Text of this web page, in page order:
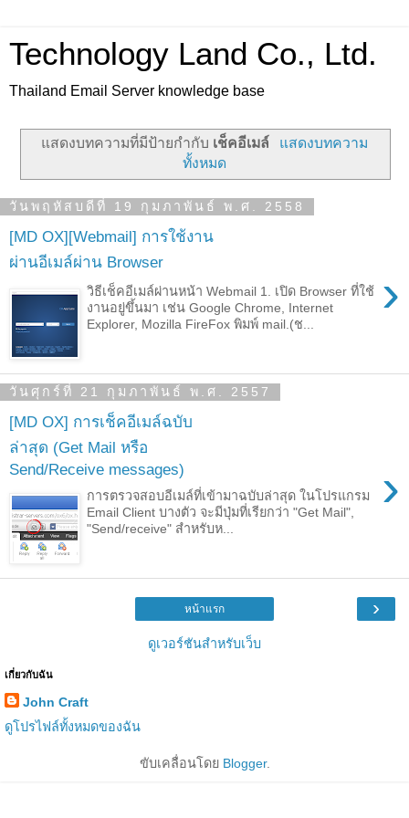
Technology Land Co., Ltd.
Thailand Email Server knowledge base
แสดงบทความที่มีป้ายกำกับ เช็คอีเมล์
แสดงบทความ
ทั้งหมด
วันพฤหัสบดีที่ 19 กุมภาพันธ์ พ.ศ. 2558
[MD OX][Webmail] การใช้งาน
ผ่านอีเมล์ผ่าน Browser
›
วิธีเช็คอีเมล์ผ่านหน้า Webmail 1. เปิด Browser ที่ใช้
งานอยู่ขึ้นมา เช่น Google Chrome, Internet
Explorer, Mozilla FireFox พิมพ์ mail.(ช...
วันศุกร์ที่ 21 กุมภาพันธ์ พ.ศ. 2557
[MD OX] การเช็คอีเมล์ฉบับ
ล่าสุด (Get Mail หรือ
Send/Receive messages)
›
การตรวจสอบอีเมล์ที่เข้ามาฉบับล่าสุด ในโปรแกรม
Email Client บางตัว จะมีปุ่มที่เรียกว่า "Get Mail",
"Send/receive" สำหรับห...
›
หน้าแรก
ดูเวอร์ชันสำหรับเว็บ
เกี่ยวกับฉัน
John Craft
ดูโปรไฟล์ทั้งหมดของฉัน
ขับเคลื่อนโดย Blogger.